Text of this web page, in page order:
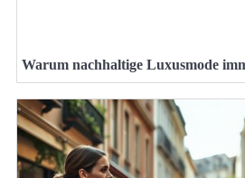
Warum nachhaltige Luxusmode